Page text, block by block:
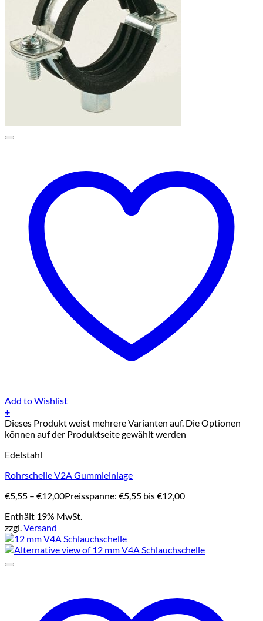
Add to Wishlist
+
Dieses Produkt weist mehrere Varianten auf. Die Optionen
können auf der Produktseite gewählt werden
Edelstahl
Rohrschelle V2A Gummieinlage
€5,55 – €12,00Preisspanne: €5,55 bis €12,00
Enthält 19% MwSt.
zzgl.Versand